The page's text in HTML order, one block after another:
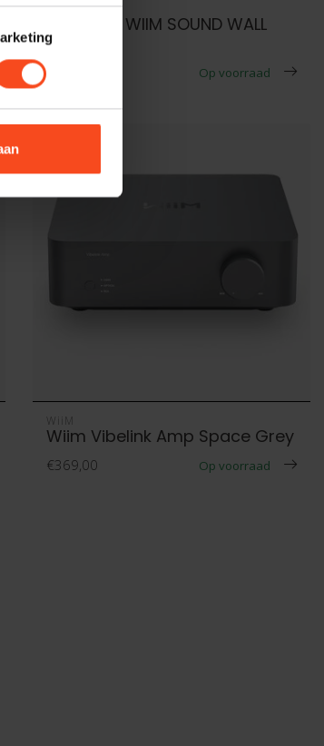
Norstone
Norstone WIIM SOUND WALL
MOUNT
Op voorraad
WiiM
Wiim Vibelink Amp Space Grey
€369,00 Op voorraad